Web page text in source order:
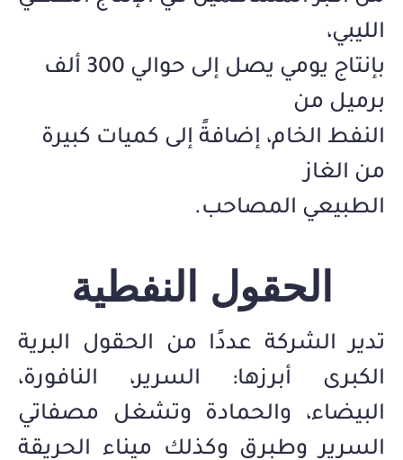
الليبي،
بإنتاج يومي يصل إلى حوالي 300 ألف
برميل من
النفط الخام، إضافةً إلى كميات كبيرة
من الغاز
الطبيعي المصاحب.
الحقول النفطية
تدير الشركة عددًا من الحقول البرية
الكبرى أبرزها: السرير، النافورة،
البيضاء، والحمادة وتشغل مصفاتي
السرير وطبرق وكذلك ميناء الحريقة